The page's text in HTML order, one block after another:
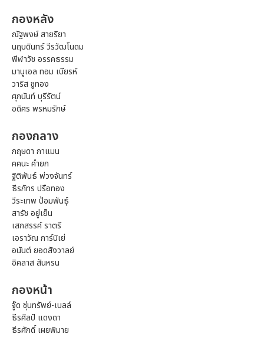
กองหลัง
ณัฐพงษ์ สายริยา
นฤบดินทร์ วีรวัฒโนดม
พีฬาวัช อรรคธรรม
มานูเอล ทอม เบียรห์
วาริส ชูทอง
ศุภนันท์ บุรีรัตน์
อดิศร พรหมรักษ์
กองกลาง
กฤษดา กาแมน
คคนะ คำยก
ฐิติพันธ์ พ่วงจันทร์
ธีรภัทร ปรือทอง
วีระเทพ ป้อมพันธุ์
สารัช อยู่เย็น
เสกสรรค์ ราตรี
เอราวัณ การ์นิเย่
อนันต์ ยอดสังวาลย์
อิคลาส สันหรน
กองหน้า
จู๊ด ซุ่นทรัพย์-เบลล์
ธีรศิลป์ แดงดา
ธีรศักดิ์ เผยพิมาย